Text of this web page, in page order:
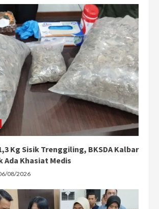
Kg Sisik Trenggiling, BKSDA Kalbar
Ada Khasiat Medis
08/2026